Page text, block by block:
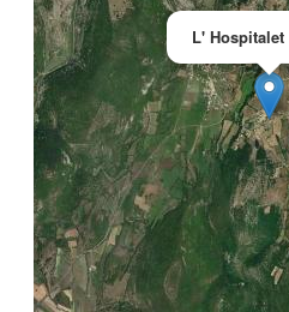
L' Hospitalet